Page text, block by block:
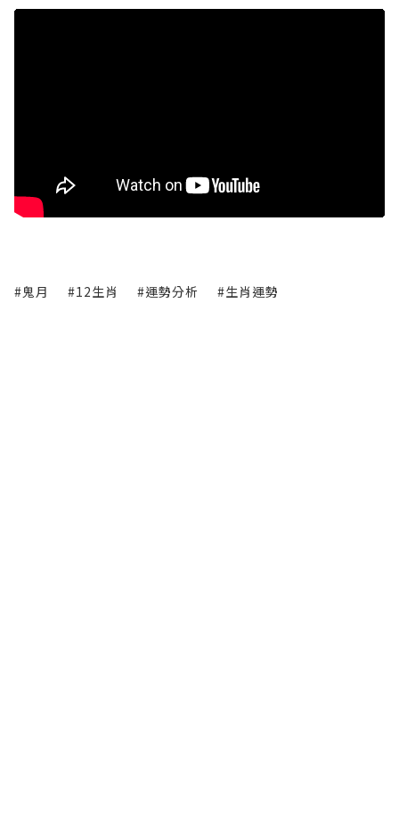
#鬼月 #12生肖 #運勢分析 #生肖運勢